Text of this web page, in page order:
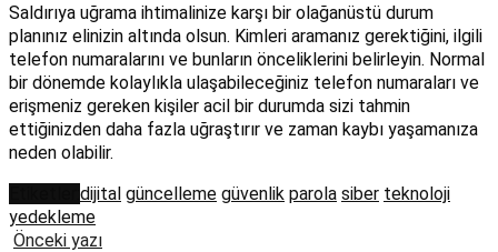
Saldırıya uğrama ihtimalinize karşı bir olağanüstü durum
planınız elinizin altında olsun. Kimleri aramanız gerektiğini, ilgili
telefon numaralarını ve bunların önceliklerini belirleyin. Normal
bir dönemde kolaylıkla ulaşabileceğiniz telefon numaraları ve
erişmeniz gereken kişiler acil bir durumda sizi tahmin
ettiğinizden daha fazla uğraştırır ve zaman kaybı yaşamanıza
neden olabilir.
dijital güncelleme güvenlik parola siber teknoloji
yedekleme
Önceki yazı